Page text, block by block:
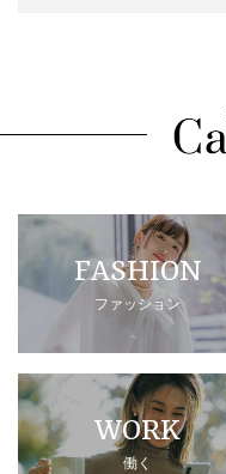
FASHION
ファッション
WORK
働く